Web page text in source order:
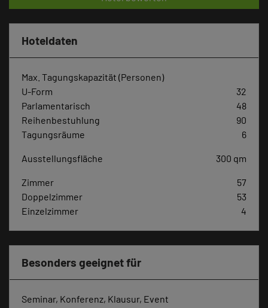
Hoteldaten
Max. Tagungskapazität (Personen)
U-Form
32
Parlamentarisch
48
Reihenbestuhlung
90
Tagungsräume
6
Ausstellungsfläche 300 qm
Zimmer
57
Doppelzimmer
53
Einzelzimmer
4
Besonders geeignet für
Seminar, Konferenz, Klausur, Event